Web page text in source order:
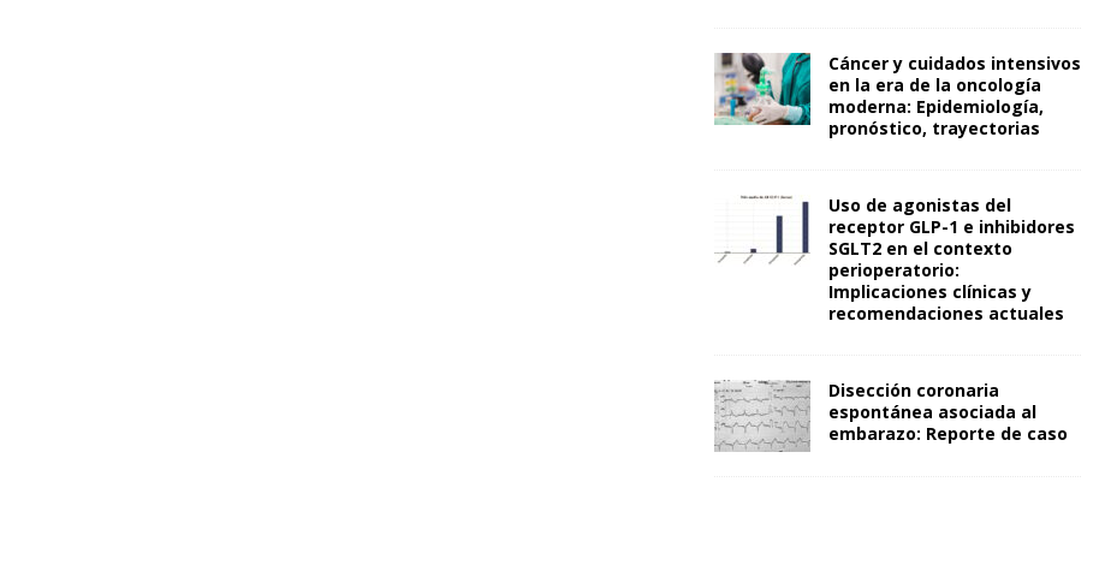
Cáncer y cuidados intensivos
en la era de la oncología
moderna: Epidemiología,
pronóstico, trayectorias
Uso de agonistas del
receptor GLP-1 e inhibidores
SGLT2 en el contexto
perioperatorio:
Implicaciones clínicas y
recomendaciones actuales
Disección coronaria
espontánea asociada al
embarazo: Reporte de caso